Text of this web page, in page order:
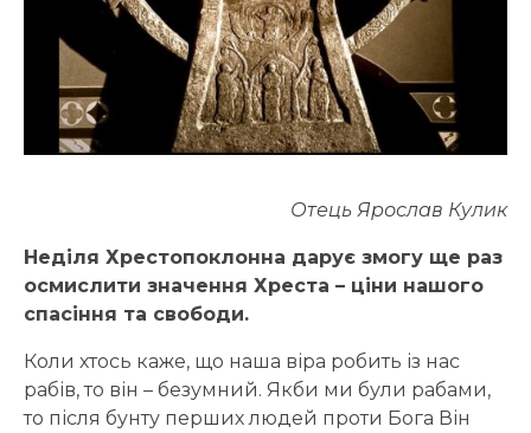
Отець Ярослав Кулик
Неділя Хрестопоклонна дарує змогу ще раз
осмислити значення Хреста – ціни нашого
спасіння та свободи.
Коли хтось каже, що наша віра робить із нас
рабів, то він – безумний. Якби ми були рабами,
то після бунту перших людей проти Бога Він